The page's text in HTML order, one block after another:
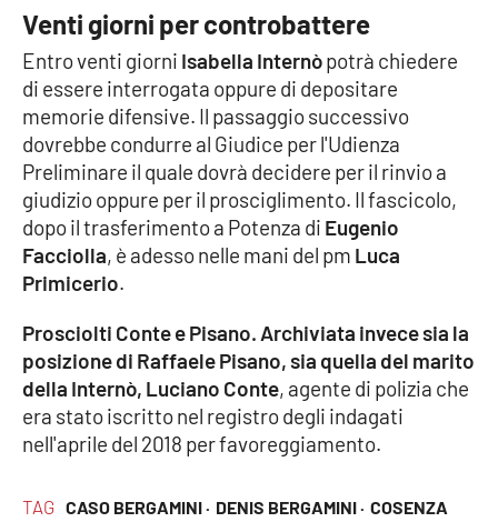
Parchi Marini Calabria
Leggendo Alvaro insieme
Imprese Di Calabria
Le perfidie di Antonella Grippo
Venti di comunicazione
STREAMING
LaC TV
LaC Network
LaC OnAir
TAG CASO BERGAMINI · DENIS BERGAMINI · COSENZA
Venti giorni per controbattere
Entro venti giorni Isabella Internòpotrà chiedere
di essere interrogata oppure di depositare
memorie difensive. Il passaggio successivo
dovrebbe condurre al Giudice per l'Udienza
Preliminare il quale dovrà decidere per il rinvio a
giudizio oppure per il prosciglimento. Il fascicolo,
dopo il trasferimento a Potenza di Eugenio
Facciolla, è adesso nelle mani del pm Luca
Primicerio.
Prosciolti Conte e Pisano. Archiviata invece sia la
posizione di Raffaele Pisano, sia quella del marito
della Internò, Luciano Conte, agente di polizia che
era stato iscritto nel registro degli indagati
nell'aprile del 2018 per favoreggiamento.